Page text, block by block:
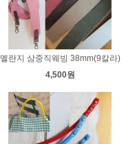
멜란지 삼중직웨빙 38mm(9칼라)
4,500원